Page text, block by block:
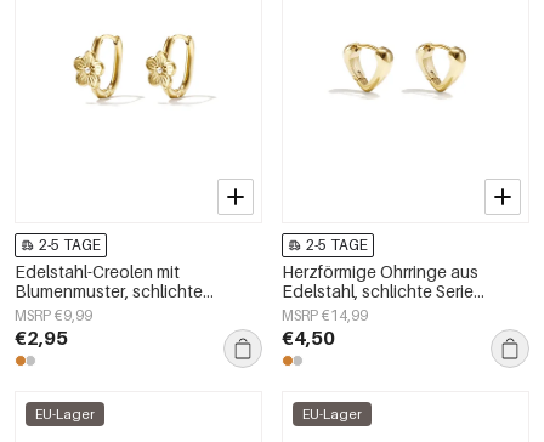
2-5 TAGE
Edelstahl-Creolen mit
Blumenmuster, schlichte
Alltags-Serie, Damenschmuck
MSRP €9,99
€2,95
2-5 TAGE
Herzförmige Ohrringe aus
Edelstahl, schlichte Serie
„Damenschmuck“
MSRP €14,99
€4,50
EU-Lager EU-Lager